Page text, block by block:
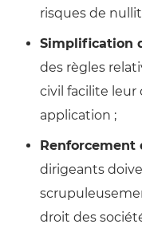
risques de
Simplification
des règles
civil facilite
application ;
Renforcement
dirigeants
droit des